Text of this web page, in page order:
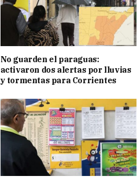
No guarden el paraguas:
activaron dos alertas por lluvias
y tormentas para Corrientes